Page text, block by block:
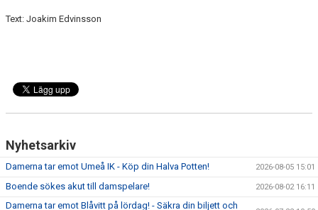
Text: Joakim Edvinsson
Nyhetsarkiv
Damerna tar emot Umeå IK - Köp din Halva Potten! 2026-08-05 15:01
Boende sökes akut till damspelare! 2026-08-02 16:11
Damerna tar emot Blåvitt på lördag! - Säkra din biljett och